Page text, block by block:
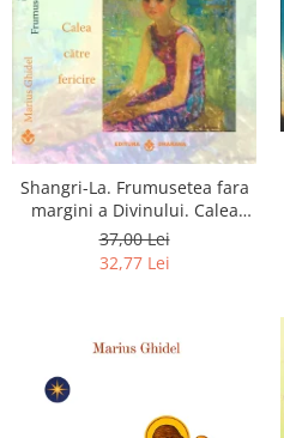
Shangri-La. Frumusetea fara
margini a Divinului. Calea
catre fericire
37,00 Lei
32,77 Lei